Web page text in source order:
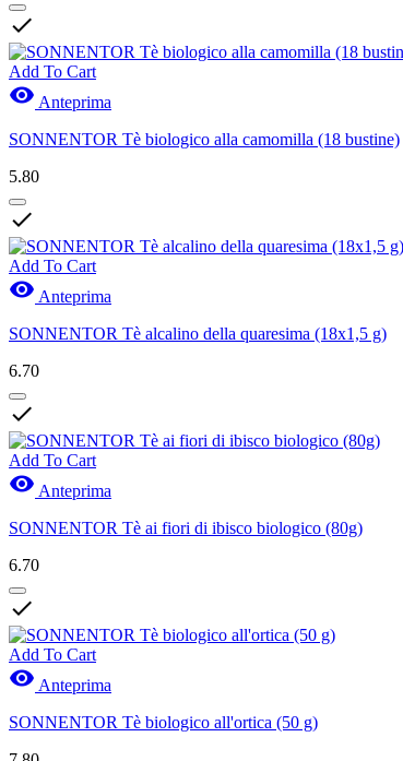

Add To Cart
 Anteprima
SONNENTOR Tè biologico alla camomilla (18 bustine)
5.80

Add To Cart
 Anteprima
SONNENTOR Tè alcalino della quaresima (18x1,5 g)
6.70

Add To Cart
 Anteprima
SONNENTOR Tè ai fiori di ibisco biologico (80g)
6.70

Add To Cart
 Anteprima
SONNENTOR Tè biologico all'ortica (50 g)